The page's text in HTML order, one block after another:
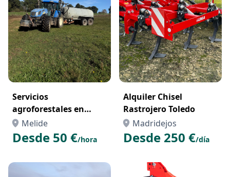
Servicios
agroforestales en
galicia
Melide
Desde 50 €/hora
Alquiler Chisel
Rastrojero Toledo
Madridejos
Desde 250 €/día